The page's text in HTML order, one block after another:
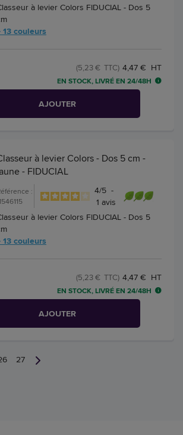
à levier Colors FIDUCIAL - Dos 5
13 couleurs
4,47 € HT
(5,23 € TTC)
EN STOCK, LIVRÉ EN 24/48H
AJOUTER
à levier Colors - Dos 5 cm -
- FIDUCIAL
:
4/5 -
1 avis
à levier Colors FIDUCIAL - Dos 5
13 couleurs
4,47 € HT
(5,23 € TTC)
EN STOCK, LIVRÉ EN 24/48H
AJOUTER
27